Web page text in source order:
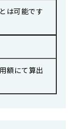
は可能です
額にて算出